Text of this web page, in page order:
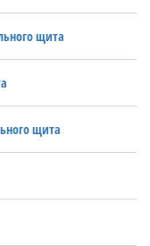
щита
щита